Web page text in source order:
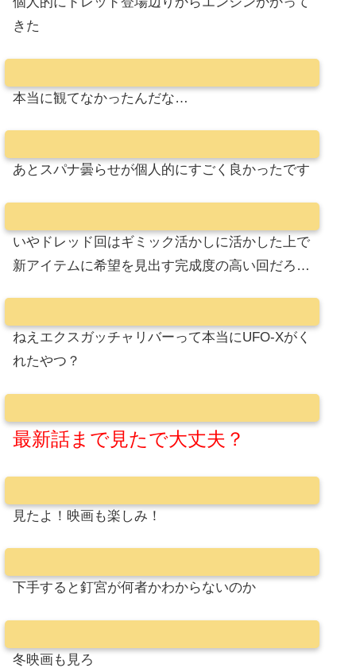
きた
本当に観てなかったんだな…
あとスパナ曇らせが個人的にすごく良かったです
いやドレッド回はギミック活かしに活かした上で
新アイテムに希望を見出す完成度の高い回だろ…
ねえエクスガッチャリバーって本当にUFO-Xがく
れたやつ？
最新話まで見たで大丈夫？
見たよ！映画も楽しみ！
下手すると釘宮が何者かわからないのか
冬映画も見ろ